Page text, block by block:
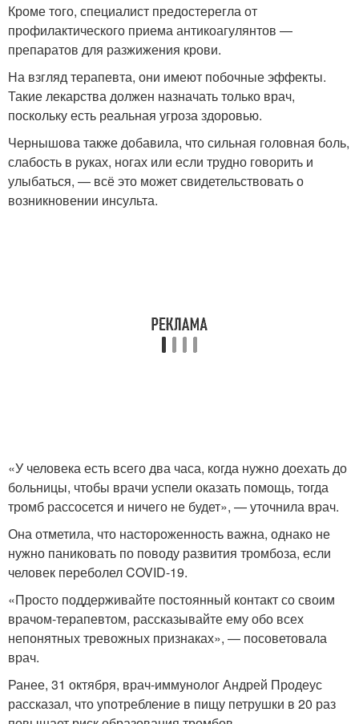
Кроме того, специалист предостерегла от
профилактического приема антикоагулянтов —
препаратов для разжижения крови.
На взгляд терапевта, они имеют побочные эффекты.
Такие лекарства должен назначать только врач,
поскольку есть реальная угроза здоровью.
Чернышова также добавила, что сильная головная боль,
слабость в руках, ногах или если трудно говорить и
улыбаться, — всё это может свидетельствовать о
возникновении инсульта.
«У человека есть всего два часа, когда нужно доехать до
больницы, чтобы врачи успели оказать помощь, тогда
тромб рассосется и ничего не будет», — уточнила врач.
Она отметила, что настороженность важна, однако не
нужно паниковать по поводу развития тромбоза, если
человек переболел COVID-19.
«Просто поддерживайте постоянный контакт со своим
врачом-терапевтом, рассказывайте ему обо всех
непонятных тревожных признаках», — посоветовала
врач.
Ранее, 31 октября, врач-иммунолог Андрей Продеус
рассказал, что употребление в пищу петрушки в 20 раз